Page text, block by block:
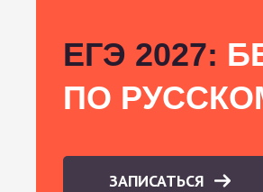
ЕГЭ 2027:
ПО
ЗАПИСАТЬСЯ